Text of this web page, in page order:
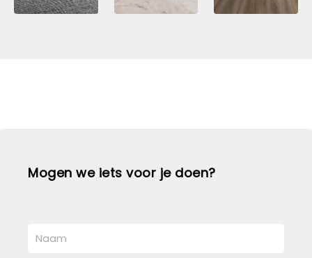
Mogen we iets voor je doen?